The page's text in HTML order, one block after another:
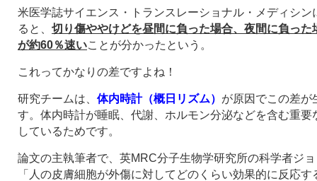
米医学誌サイエンス・トランスレーショナル・メディシン
ると、 切り傷ややけどを昼間に負った場合、夜間に負った
が約60％速いことが分かったという。
これってかなりの差ですよね！
研究チームは、 体内時計（概日リズム） が原因でこの差が
す。体内時計が睡眠、代謝、ホルモン分泌などを含む重要
しているためです。
論文の主執筆者で、英MRC分子生物学研究所の科学者ジ
「人の皮膚細胞が外傷に対してどのくらい効果的に反応